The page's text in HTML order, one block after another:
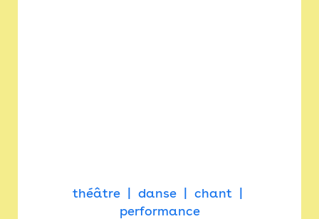
théâtre danse
chant
performance